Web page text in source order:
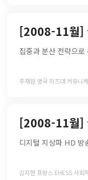
[2008-11월]
집중과 분산 전략으로
주재원 영국 리즈대 커뮤니
[2008-11월]
디지털 지상파 HD 방
김지현 프랑스 EHESS 사회